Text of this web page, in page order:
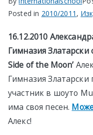
Posted in 2010/2011 ,
16.12.2010
Гимназия Златарски
Side of the Moon’
Гимназия Златарски
участник в шоуто
има своя песен.
Алекс!